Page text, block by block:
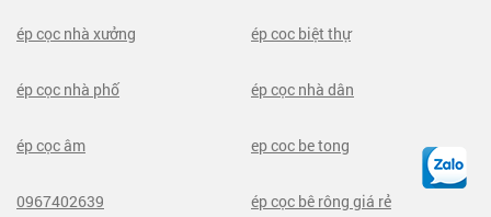
ép cọc nhà xưởng ép coc biệt thự
ép cọc nhà phố ép cọc nhà dân
ép cọc âm ep coc be tong
0967402639 ép cọc bê rông giá rẻ